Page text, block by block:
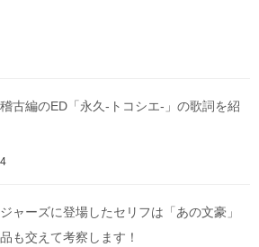
古編のED「永久-トコシエ-」の歌詞を紹
ャーズに登場したセリフは「あの文豪」
も交えて考察します！